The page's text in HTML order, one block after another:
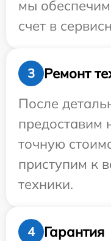
мы
счет в
3
Ремонт
После
предоставим
точную
приступим к
техники.
4
Гарантия